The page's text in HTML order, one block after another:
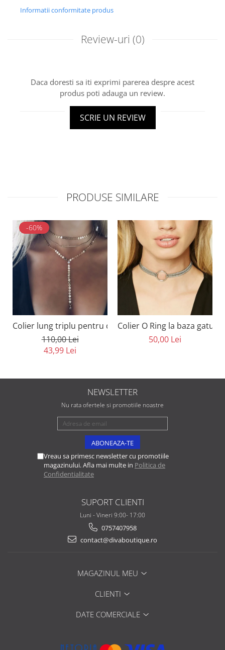
Informatii conformitate produs
Review-uri (0)
Daca doresti sa iti exprimi parerea despre acest
produs poti adauga un review.
SCRIE UN REVIEW
PRODUSE SIMILARE
-60%
Colier lung triplu pentru decolteu cu cristale
110,00 Lei
43,99 Lei
Colier O Ring la baza
50,00 Lei
NEWSLETTER
Nu rata ofertele si promotiile noastre
Vreau sa primesc newsletter cu promotiile
magazinului. Afla mai multe in Politica de
Confidentialitate
SUPORT CLIENTI
Luni - Vineri 9:00- 17:00
0757407958
contact@divaboutique.ro
MAGAZINUL MEU
CLIENTI
DATE COMERCIALE